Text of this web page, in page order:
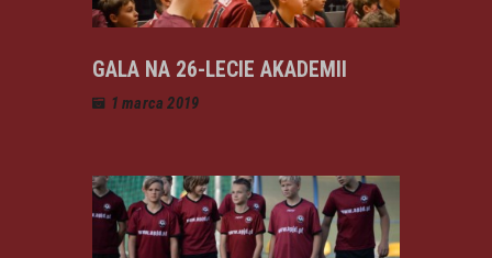
GALA NA 26-LECIE AKADEMII
1 marca 2019